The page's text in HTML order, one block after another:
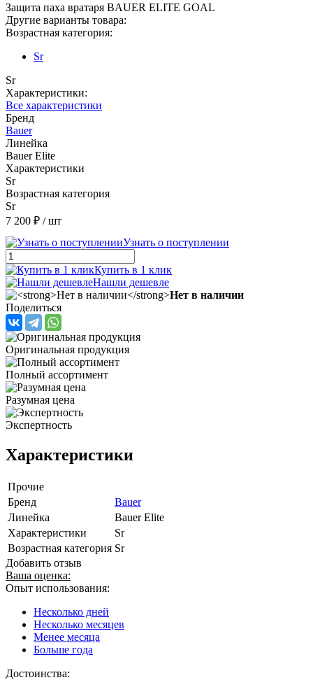
Защита паха вратаря BAUER ELITE GOAL
Другие варианты товара:
Возрастная категория:
Sr
Sr
Характеристики:
Все характеристики
Бренд
Bauer
Линейка
Bauer Elite
Характеристики
Sr
Возрастная категория
Sr
7 200 ₽ / шт
Узнать о поступлении
Купить в 1 клик
Нашли дешевле
Нет в наличии
Поделиться
Оригинальная продукция
Полный ассортимент
Разумная цена
Экспертность
Характеристики
Прочие
Бренд
Bauer
Линейка
Bauer Elite
Характеристики
Sr
Возрастная категория Sr
Добавить отзыв
Ваша оценка:
Опыт использования:
Несколько дней
Несколько месяцев
Менее месяца
Больше года
Достоинства: